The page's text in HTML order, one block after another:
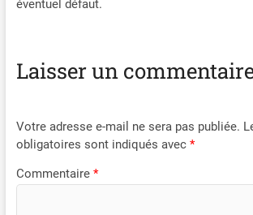
éventuel défaut.
Laisser un
Votre adresse e-mail ne sera pas publiée.
obligatoires sont indiqués avec *
Commentaire *